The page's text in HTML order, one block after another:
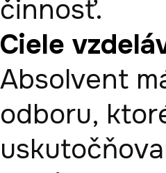
činnosť.
Ciele
Absolvent
odboru,